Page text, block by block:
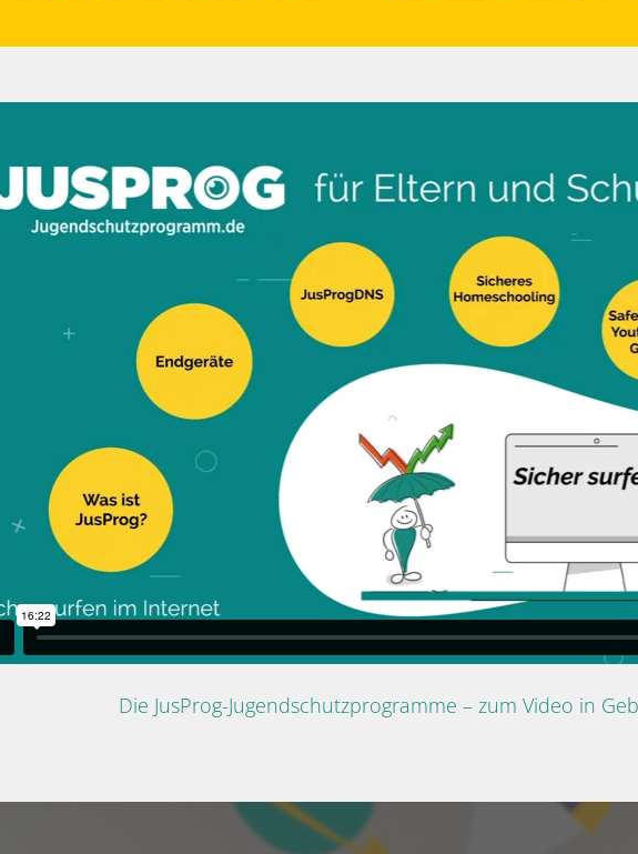
Die JusProg-Jugendschutzprogramme – zum Video in